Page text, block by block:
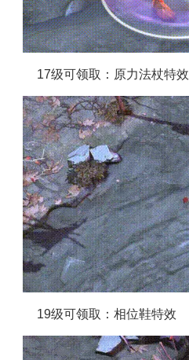
17级可领取：原力法杖特效
19级可领取：相位鞋特效